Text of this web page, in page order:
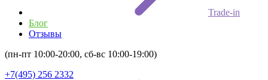
Trade-in
Блог
Отзывы
(пн-пт 10:00-20:00, сб-вс 10:00-19:00)
+7(495) 256 2332